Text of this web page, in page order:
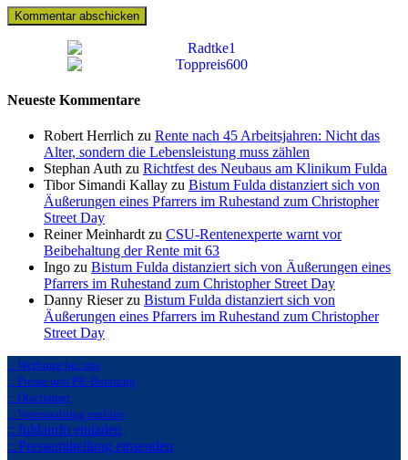
Neueste Kommentare
Robert Herrlich zu Rente nach 45 Arbeitsjahren: Nicht das
Alter, sondern die Lebensleistung muss zählen
Stephan Auth zu Richtfest des Neubaus am Klinikum Fulda
Tibor Simandi Kallay zu Bistum Fulda distanziert sich von
Äußerungen eines Pfarrers im Ruhestand zum Christopher
Street Day
Reiner Meinhardt zu CSU-Rentenexperte warnt vor
Beibehaltung der Rente mit 63
Ingo zu Bistum Fulda distanziert sich von Äußerungen eines
Pfarrers im Ruhestand zum Christopher Street Day
Danny Rieser zu Bistum Fulda distanziert sich von
Äußerungen eines Pfarrers im Ruhestand zum Christopher
Street Day
:: Werbung bei uns
:: Presse und PR-Beratung
:: Disclaimer
:: Veranstaltung melden
:: fuldainfo einladen
:: Pressemitteilung einsenden